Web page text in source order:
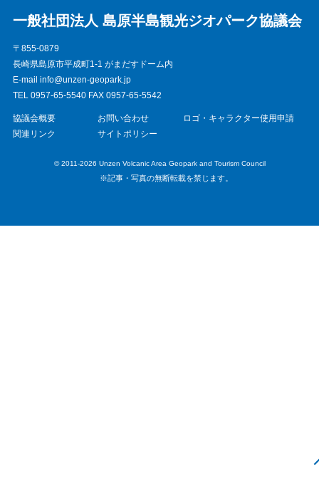
協議会概要 お問い合わせ
ロゴ・キャラクター使用申請
関連リンク
サイトポリシー
© 2011-2026 Unzen Volcanic Area Geopark and Tourism Council
※記事・写真の無断転載を禁じます。
一般社団法人 島原半島観光ジオパーク協議会
〒855-0879
長崎県島原市平成町1-1 がまだすドーム内
E-mail info@unzen-geopark.jp
TEL 0957-65-5540 FAX 0957-65-5542